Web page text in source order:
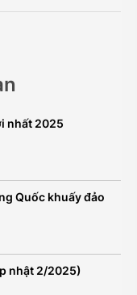
nhất 2025
Quốc khuấy đảo
nhật 2/2025)